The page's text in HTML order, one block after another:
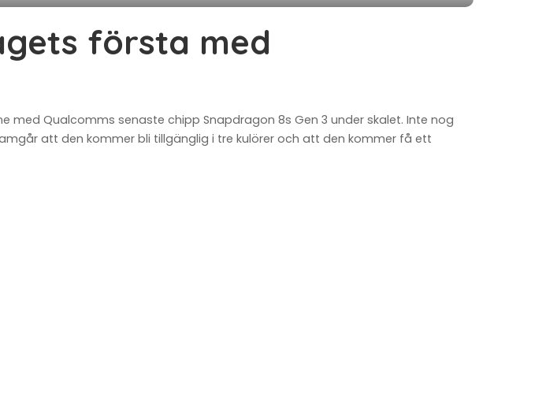
första med
Qualcomms senaste chipp Snapdragon 8s Gen 3 under skalet. Inte nog
att den kommer bli tillgänglig i tre kulörer och att den kommer få ett